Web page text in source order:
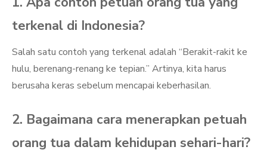
terkenal di Indonesia?
Salah satu contoh yang terkenal adalah “Berakit-rakit ke
hulu, berenang-renang ke tepian.” Artinya, kita harus
berusaha keras sebelum mencapai keberhasilan.
2. Bagaimana cara menerapkan petuah
orang tua dalam kehidupan sehari-hari?